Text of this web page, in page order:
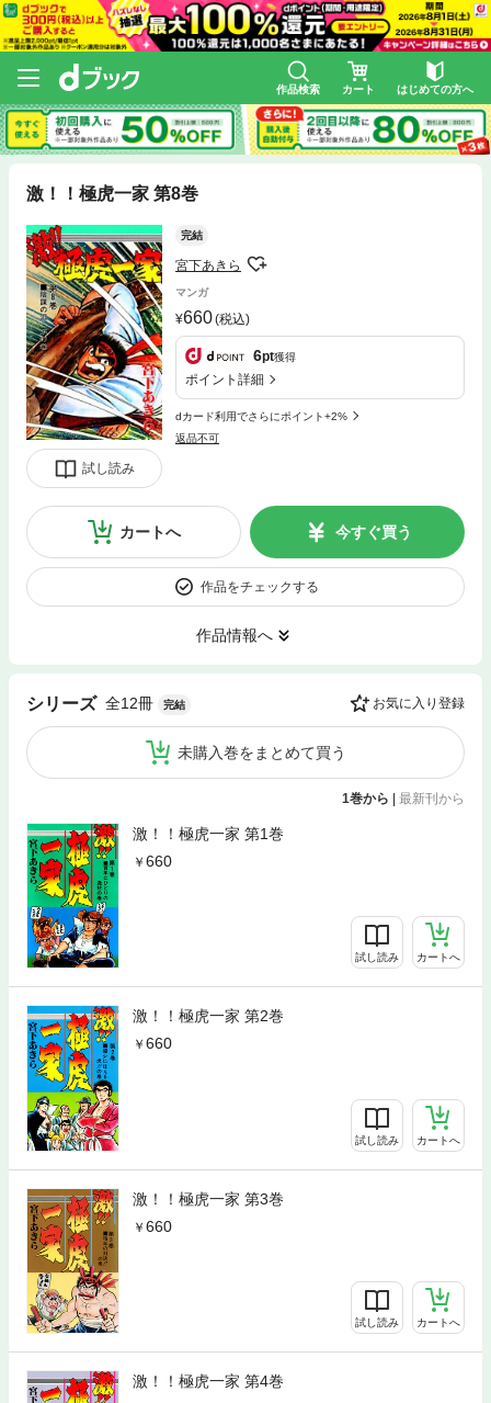
作品検索 カート はじめての方へ
激！！極虎一家 第8巻
試し読み
完結
宮下あきら
マンガ
660(税込)
6pt獲得
ポイント詳細
dカード利用でさらにポイント+2%
返品不可
カートへ 今すぐ買う
作品をチェックする
作品情報へ
シリーズ 全12冊 完結 お気に入り登録
未購入巻をまとめて買う
1巻から 最新刊から
激！！極虎一家 第1巻
660
試し読み カートへ
激！！極虎一家 第2巻
660
試し読み カートへ
激！！極虎一家 第3巻
660
試し読み カートへ
激！！極虎一家 第4巻